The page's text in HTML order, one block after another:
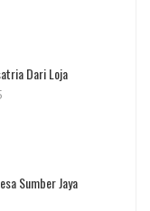
Dari Loja
Sumber Jaya